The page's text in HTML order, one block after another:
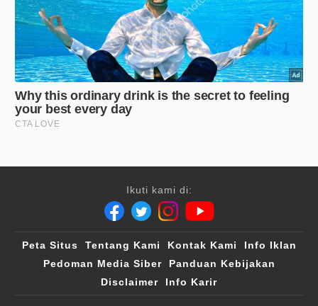
Ikuti kami di:
Peta Situs Tentang Kami Kontak Kami
Info Iklan
Pedoman Media Siber
Panduan Kebijakan
Disclaimer
Info Karir